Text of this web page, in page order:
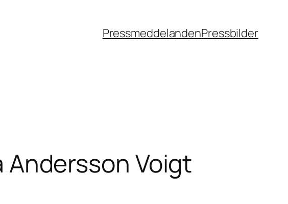
PressmeddelandenPressbilder
Andersson Voigt